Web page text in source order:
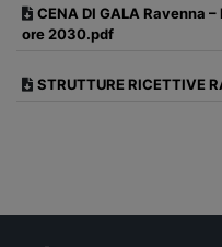
CENA DI GALA Ravenna
ore 2030.pdf
STRUTTURE RICETTIVE